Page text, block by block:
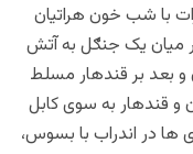
با شب خون هراتیان
میان یک جنګل به آتش
بعد بر قندهار مسلط
قندهار به سوی کابل
ها در اندراب با بسوس،